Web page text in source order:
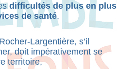
difficultés de plus en plus
de santé,
Largentière, s’il
doit impérativement se
territoire,